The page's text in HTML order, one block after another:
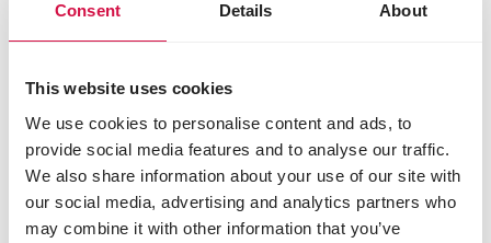
Consent Details About
This website uses cookies
We use cookies to personalise content and ads, to
provide social media features and to analyse our traffic.
We also share information about your use of our site with
our social media, advertising and analytics partners who
may combine it with other information that you’ve